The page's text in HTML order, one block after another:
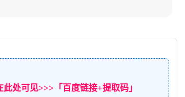
处可见>>>「百度链接+提取码」